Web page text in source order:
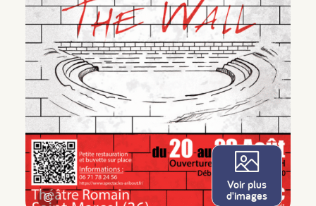
©
Voir plus
d'images